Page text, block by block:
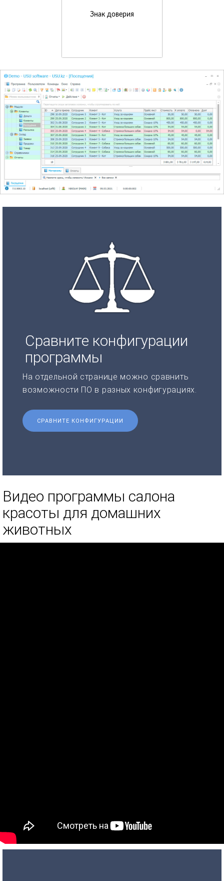
Знак доверия
Сравните конфигурации
программы
На отдельной странице можно сравнить
возможности ПО в разных конфигурациях.
СРАВНИТЕ КОНФИГУРАЦИИ
Видео программы салона
красоты для домашних
животных